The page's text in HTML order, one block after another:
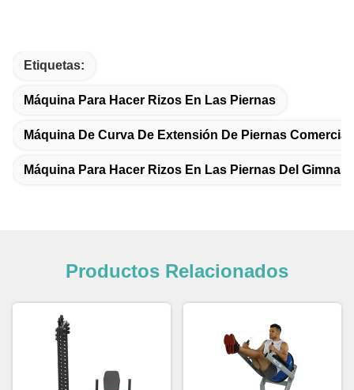
Etiquetas:
Máquina Para Hacer Rizos En Las Piernas
Máquina De Curva De Extensión De Piernas Comercial
Máquina Para Hacer Rizos En Las Piernas Del
Productos Relacionados